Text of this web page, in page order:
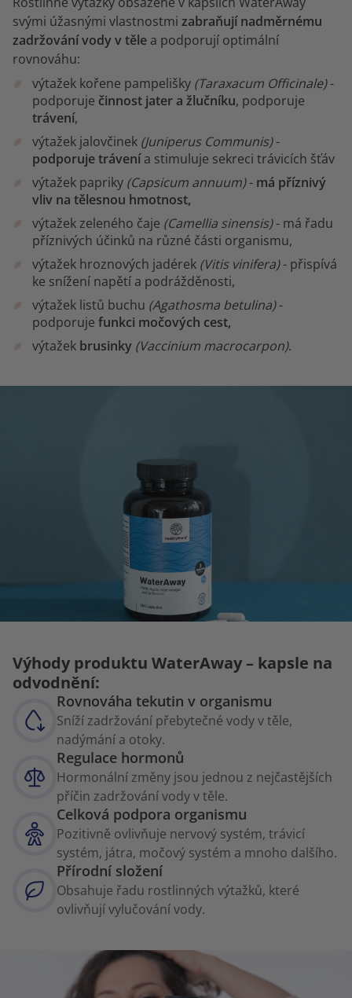
svými úžasnými vlastnostmi zabraňují nadměrnému
zadržování vody v těle a podporují optimální
rovnováhu:
výtažek kořene pampelišky (Taraxacum Officinale)-
podporuje činnost jater a žlučníku, podporuje
trávení,
výtažek jalovčinek (Juniperus Communis)-
podporuje trávenía stimuluje sekreci trávicích šťáv
výtažek papriky (Capsicum annuum)- má příznivý
vliv na tělesnou hmotnost,
výtažek zeleného čaje (Camellia sinensis)- má řadu
příznivých účinků na různé části organismu,
výtažek hroznových jadérek (Vitis vinifera)- přispívá
ke snížení napětí a podrážděnosti,
výtažek listů buchu (Agathosma betulina)-
podporuje funkci močových cest,
výtažek brusinky (Vaccinium macrocarpon).
Výhody produktu WaterAway – kapsle na
odvodnění:
Rovnováha tekutin v organismu
Sníží zadržování přebytečné vody v těle,
nadýmání a otoky.
Regulace hormonů
Hormonální změny jsou jednou z nejčastějších
příčin zadržování vody v těle.
Celková podpora organismu
Pozitivně ovlivňuje nervový systém, trávicí
systém, játra, močový systém a mnoho dalšího.
Přírodní složení
Obsahuje řadu rostlinných výtažků, které
ovlivňují vylučování vody.